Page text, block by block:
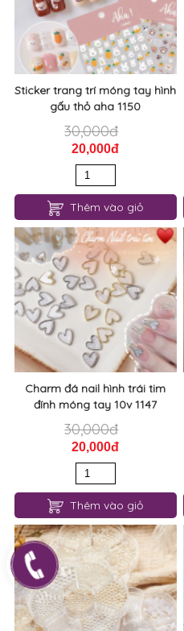
Sticker trang trí móng tay hình
gấu thỏ aha 1150
30,000đ
20,000đ
Thêm vào giỏ
Charm đá nail hình trái tim
đính móng tay 10v 1147
30,000đ
20,000đ
Thêm vào giỏ